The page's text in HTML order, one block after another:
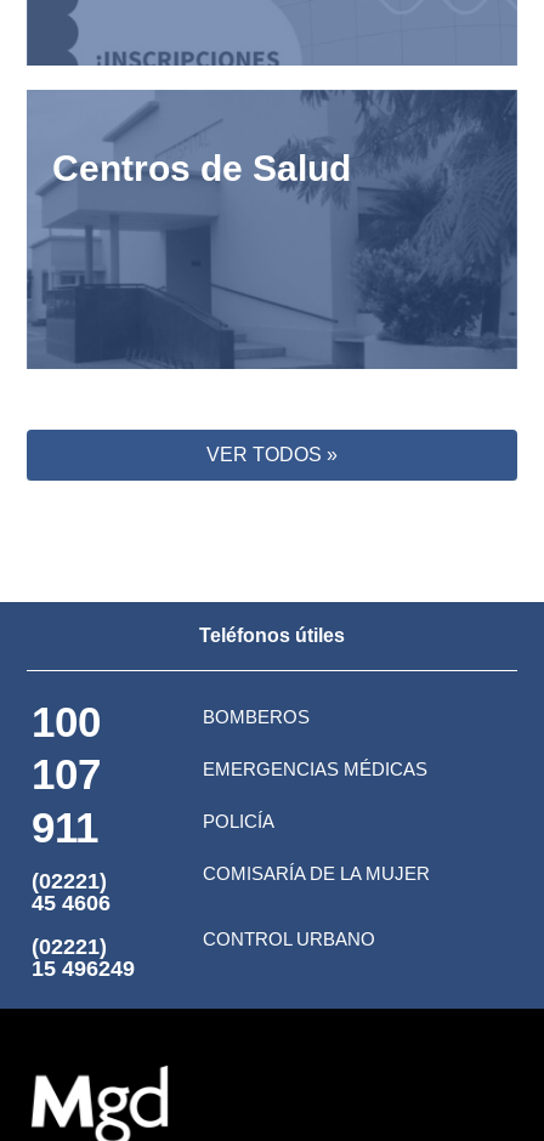
Centros de Salud
VER TODOS »
Teléfonos útiles
100 BOMBEROS
107 EMERGENCIAS MÉDICAS
911 POLICÍA
(02221)
45 4606
COMISARÍA DE LA MUJER
(02221)
15 496249
CONTROL URBANO